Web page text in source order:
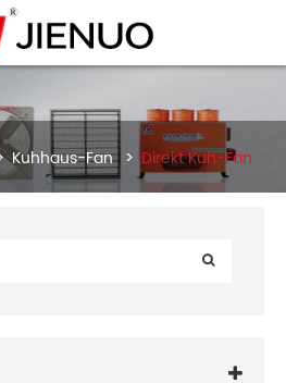
Kuhhaus-Fan Direkt Kuh-Fan